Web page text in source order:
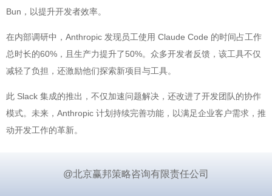
Bun，以提升开发者效率。
在内部调研中，Anthropic 发现员工使用 Claude Code 的时间占工作
总时长的60%，且生产力提升了50%。众多开发者反馈，该工具不仅
减轻了负担，还激励他们探索新项目与工具。
此 Slack 集成的推出，不仅加速问题解决，还改进了开发团队的协作
模式。未来，Anthropic 计划持续完善功能，以满足企业客户需求，推
动开发工作的革新。
@北京赢邦策略咨询有限责任公司